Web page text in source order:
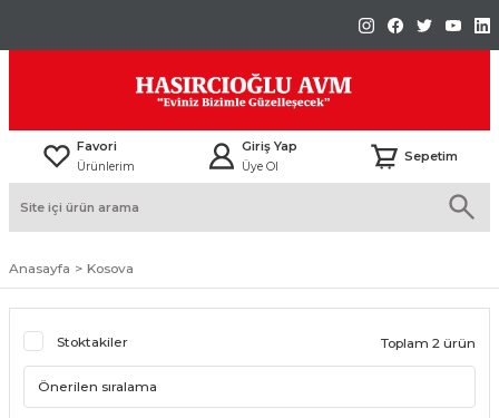
Favori
Ürünlerim
Giriş Yap
Üye Ol
Sepetim
Anasayfa Kosova
Stoktakiler Toplam 2 ürün